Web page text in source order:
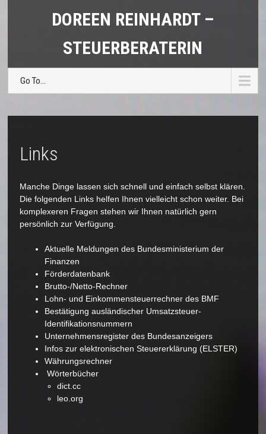
DOREEN REINHARDT –
STEUERBERATERIN
Go To...
Links
Manche Dinge lassen sich schnell und einfach selbst klären.
Die folgenden Links helfen Ihnen vielleicht schon weiter. Bei
komplexeren Fragen stehen wir Ihnen natürlich gern
persönlich zur Verfügung.
Aktuelle Meldungen des Bundesministerium der
Finanzen
Förderdatenbank
Brutto-/Netto-Rechner
Lohn- und Einkommensteuerrechner des BMF
Bestätigung ausländischer Umsatzsteuer-
Identifikationsnummern
Unternehmensregister des Bundesanzeigers
Infos zur elektronischen Steuererklärung (ELSTER)
Währungsrechner
Wörterbücher
dict.cc
leo.org